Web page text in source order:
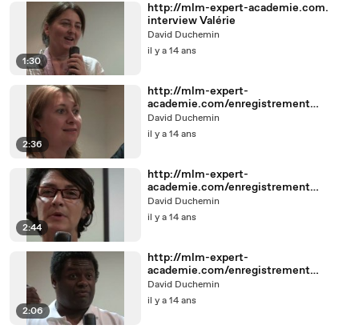
1:30
http://mlm-expert-academie.com.
interview Valérie
David Duchemin
il y a 14 ans
2:36
http://mlm-expert-
academie.com/enregistrement
interview Delphine et Sylvain
David Duchemin
il y a 14 ans
2:44
http://mlm-expert-
academie.com/enregistrement
interview Armelle
David Duchemin
il y a 14 ans
2:06
http://mlm-expert-
academie.com/enregistrement
Interview Patrick
David Duchemin
il y a 14 ans